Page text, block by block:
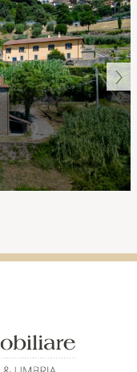
›